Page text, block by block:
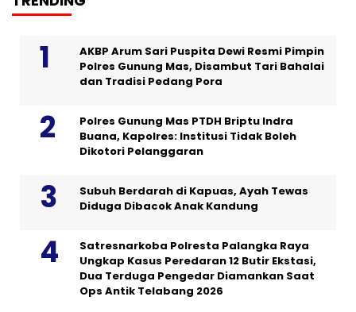
AKBP Arum Sari Puspita Dewi Resmi Pimpin
Polres Gunung Mas, Disambut Tari Bahalai
dan Tradisi Pedang Pora
Polres Gunung Mas PTDH Briptu Indra
Buana, Kapolres: Institusi Tidak Boleh
Dikotori Pelanggaran
Subuh Berdarah di Kapuas, Ayah Tewas
Diduga Dibacok Anak Kandung
Satresnarkoba Polresta Palangka Raya
Ungkap Kasus Peredaran 12 Butir Ekstasi,
Dua Terduga Pengedar Diamankan Saat
Ops Antik Telabang 2026